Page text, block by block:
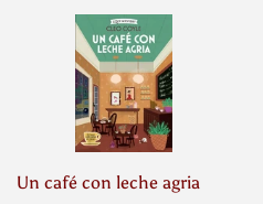
Un café con leche agria